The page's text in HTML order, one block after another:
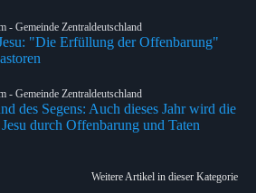
- Gemeinde Zentraldeutschland
"Die Erfüllung der Offenbarung"
- Gemeinde Zentraldeutschland
des Segens: Auch dieses Jahr wird die
durch Offenbarung und Taten
Weitere Artikel in dieser Kategorie